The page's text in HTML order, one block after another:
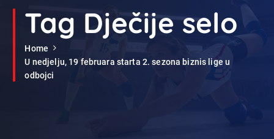
Tag Dječije selo
Home
U nedjelju, 19 februara starta 2. sezona biznis lige u
odbojci